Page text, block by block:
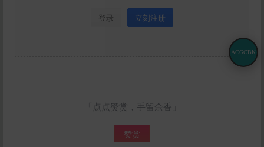
登录 立刻注册
「点点赞赏，手留余香」
赞赏
ACGCBK